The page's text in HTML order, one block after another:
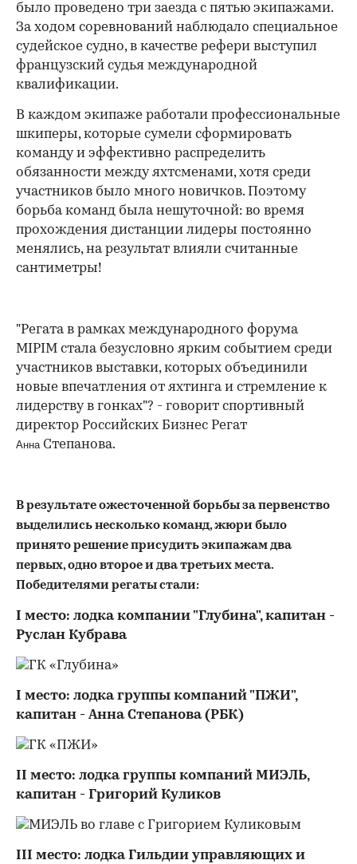
было проведено три заезда с пятью экипажами.
За ходом соревнований наблюдало специальное
судейское судно, в качестве рефери выступил
французский судья международной
квалификации.
В каждом экипаже работали профессиональные
шкиперы, которые сумели сформировать
команду и эффективно распределить
обязанности между яхтсменами, хотя среди
участников было много новичков. Поэтому
борьба команд была нешуточной: во время
прохождения дистанции лидеры постоянно
менялись, на результат влияли считанные
сантиметры!
"Регата в рамках международного форума
MIPIM стала безусловно ярким событием среди
участников выставки, которых объединили
новые впечатления от яхтинга и стремление к
лидерству в гонках"? - говорит спортивный
директор Российских Бизнес Регат
Анна Степанова.
В результате ожесточенной борьбы за первенство
выделились несколько команд, жюри было
принято решение присудить экипажам два
первых, одно второе и два третьих места.
Победителями регаты стали:
I место: лодка компании "Глубина", капитан -
Руслан Кубрава
I место: лодка группы компаний "ПЖИ",
капитан - Анна Степанова (РБК)
II место: лодка группы компаний МИЭЛЬ,
капитан - Григорий Куликов
III место: лодка Гильдии управляющих и